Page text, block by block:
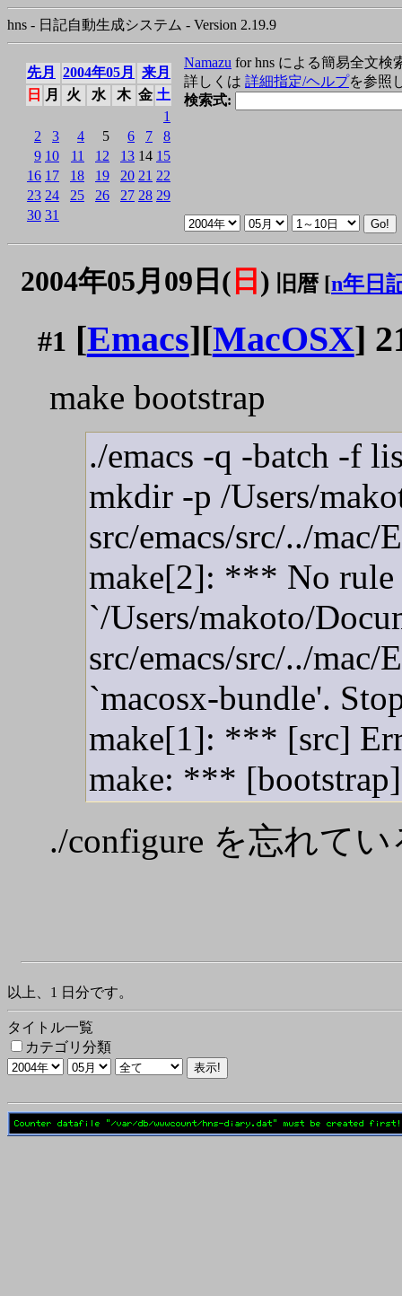
hns - 日記自動生成システム - Version 2.19.9
先月 2004年05月
来月
日
月 火 水 木 金 土
1
2
3 4 5 6 7
8
9 10 11 12 13 14 15
16 17 18 19 20 21 22
23 24 25 26 27 28 29
30 31
Namazu for hns による簡易全文検
詳しくは 詳細指定/ヘルプを参照
検索式:
2004年05月09日( 日 ) 旧暦 [n年日
#1 [Emacs][MacOSX]
make bootstrap
./emacs -q -batch -f
mkdir -p /Users/
src/emacs/src/../mac/
make[2]: *** No rule
`/Users/makoto/
src/emacs/src/../mac/
`macosx-bundle'.
make[1]: *** [src]
make: ***
./configure を忘れてい
以上、1 日分です。
タイトル一覧
カテゴリ分類